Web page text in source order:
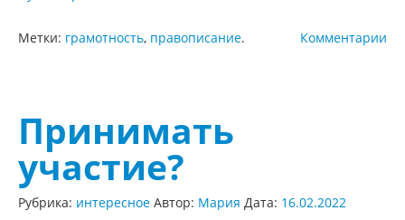
Комментарии
Метки: грамотность, правописание.
Принимать
участие?
Рубрика: интересное Автор: Мария Дата: 16.02.2022